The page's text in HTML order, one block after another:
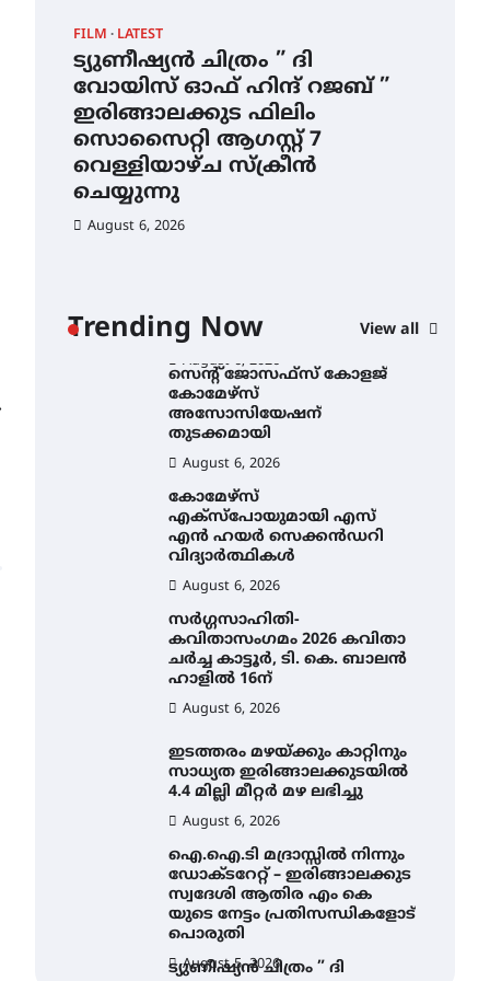
FILM LATEST
ട്യുണീഷ്യൻ ചിത്രം ” ദി
വോയിസ് ഓഫ് ഹിന്ദ് റജബ് ”
ഇരിങ്ങാലക്കുട ഫിലിം
സൊസൈറ്റി ആഗസ്റ്റ് 7
വെള്ളിയാഴ്ച സ്‌ക്രീൻ
ചെയ്യുന്നു
August 6, 2026
Trending Now View all
4.4 മില്ലി മീറ്റർ മഴ ലഭിച്ചു
August 6, 2026
ഐ.ഐ.ടി മദ്രാസ്സിൽ നിന്നും
ഡോക്ടറേറ്റ് – ഇരിങ്ങാലക്കുട
സ്വദേശി ആതിര എം കെ
യുടെ നേട്ടം പ്രതിസന്ധികളോട്
പൊരുതി
August 5, 2026
ട്യുണീഷ്യൻ ചിത്രം ” ദി
ചെയ്യുന്നു
August 6, 2026
സെന്റ് ജോസഫ്സ് കോളജ്
കോമേഴ്‌സ്
അസോസിയേഷന്
തുടക്കമായി
August 6, 2026
കോമേഴ്സ്
എക്സ്പോയുമായി എസ്
എൻ ഹയർ സെക്കൻഡറി
വിദ്യാർത്ഥികൾ
August 6, 2026
സർഗ്ഗസാഹിതി-
കവിതാസംഗമം 2026 കവിതാ
ചർച്ച കാട്ടൂർ, ടി. കെ. ബാലൻ
ഹാളിൽ 16ന്
August 6, 2026
ഇടത്തരം മഴയ്ക്കും കാറ്റിനും
സാധ്യത ഇരിങ്ങാലക്കുടയിൽ
4.4 മില്ലി മീറ്റർ മഴ ലഭിച്ചു
August 6, 2026
ഐ.ഐ.ടി മദ്രാസ്സിൽ നിന്നും
ഡോക്ടറേറ്റ് – ഇരിങ്ങാലക്കുട
സ്വദേശി ആതിര എം കെ
യുടെ നേട്ടം പ്രതിസന്ധികളോട്
പൊരുതി
August 5, 2026
ട്യുണീഷ്യൻ ചിത്രം ” ദി